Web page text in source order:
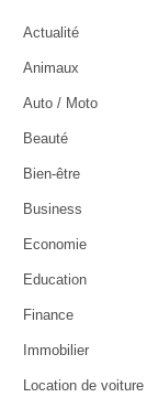
Actualité
Animaux
Auto / Moto
Beauté
Bien-être
Business
Economie
Education
Finance
Immobilier
Location de voiture